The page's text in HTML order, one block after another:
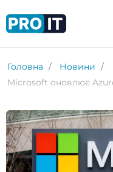
Головна
Новини